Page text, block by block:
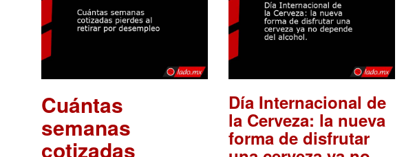
Cuántas
semanas
cotizadas
Día Internacional de
la Cerveza: la nueva
forma de disfrutar